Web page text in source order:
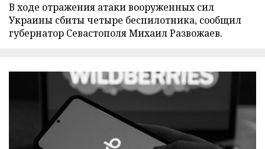
В ходе отражения атаки вооруженных сил
Украины сбиты четыре беспилотника, сообщил
губернатор Севастополя Михаил Развожаев.